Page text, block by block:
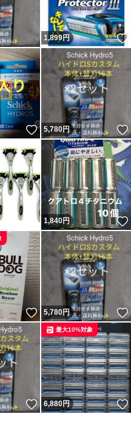
1,899円
いいね！
5,780円
1,840円
いいね！
5,780円
いいね！
6,880円
最大10%対象